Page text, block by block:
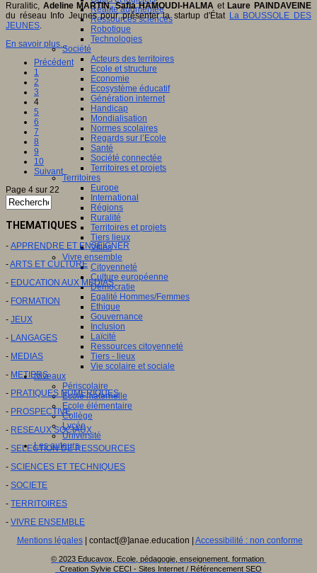
Réalité augmentée
Ressources sciences
Robotique
Technologies
Société
Acteurs des territoires
Ecole et structure
Economie
Ecosystème éducatif
Génération internet
Handicap
Mondialisation
Normes scolaires
Regards sur l’Ecole
Santé
Société connectée
Territoires et projets
Territoires
Europe
International
Régions
Ruralité
Territoires et projets
Tiers lieux
Villes
Vivre ensemble
Citoyenneté
Culture européenne
Démocratie
Egalité Hommes/Femmes
Ethique
Gouvernance
Inclusion
Laïcité
Ressources citoyenneté
Tiers - lieux
Vie scolaire et sociale
Niveaux
Périscolaire
Ecole maternelle
Ecole élémentaire
Collège
Lycée
Université
Les auteurs
Ruralitic, Adeline MARTIN,Safia HAMOUDI-HALMA etLaure PAINDAVEINE
du réseau Info Jeunes pour présenter la startup d'État La BOUSSOLE DES
JEUNES
En savoir plus...
Précédent
1
2
3
4
5
6
7
8
9
10
Suivant
Page 4 sur 22
THEMATIQUES
- APPRENDRE ET ENSEIGNER
-ARTS ET CULTURE
- EDUCATION AUX MEDIAS
- FORMATION
- JEUX
- LANGAGES
- MEDIAS
- METIERS
- PRATIQUES NUMERIQUES
- PROSPECTIVE
- RESEAUX SOCIAUX
- SELECTION DE RESSOURCES
- SCIENCES ET TECHNIQUES
- SOCIETE
- TERRITOIRES
- VIVRE ENSEMBLE
Mentions légales| contact[@]anae.education | Accessibilité : non conforme
© 2023 Educavox, Ecole, pédagogie, enseignement, formation
Creation Sylvie CECI - Sites Internet / Référencement SEO